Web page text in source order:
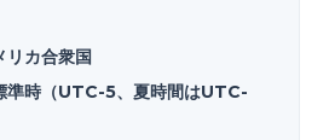
リカ合衆国
準時（UTC-5、夏時間はUTC-